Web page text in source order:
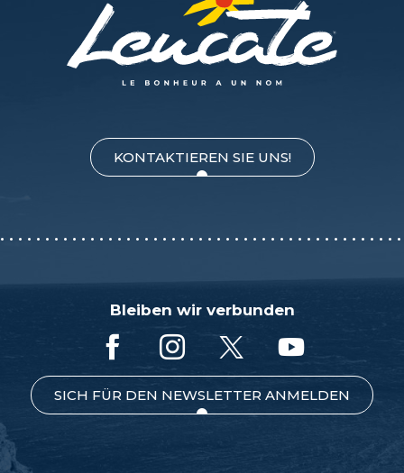
KONTAKTIEREN SIE UNS!
Bleiben wir verbunden
SICH FÜR DEN NEWSLETTER ANMELDEN